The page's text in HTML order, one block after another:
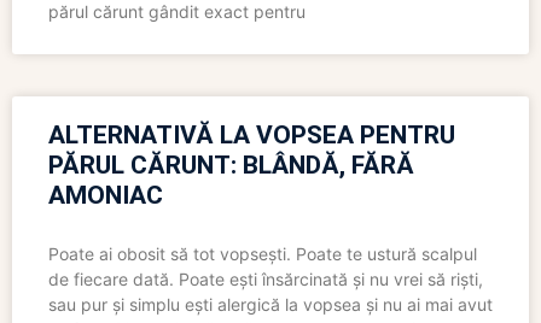
părul cărunt gândit exact pentru
ALTERNATIVĂ LA VOPSEA PENTRU
PĂRUL CĂRUNT: BLÂNDĂ, FĂRĂ
AMONIAC
Poate ai obosit să tot vopsești. Poate te ustură scalpul
de fiecare dată. Poate ești însărcinată și nu vrei să riști,
sau pur și simplu ești alergică la vopsea și nu ai mai avut